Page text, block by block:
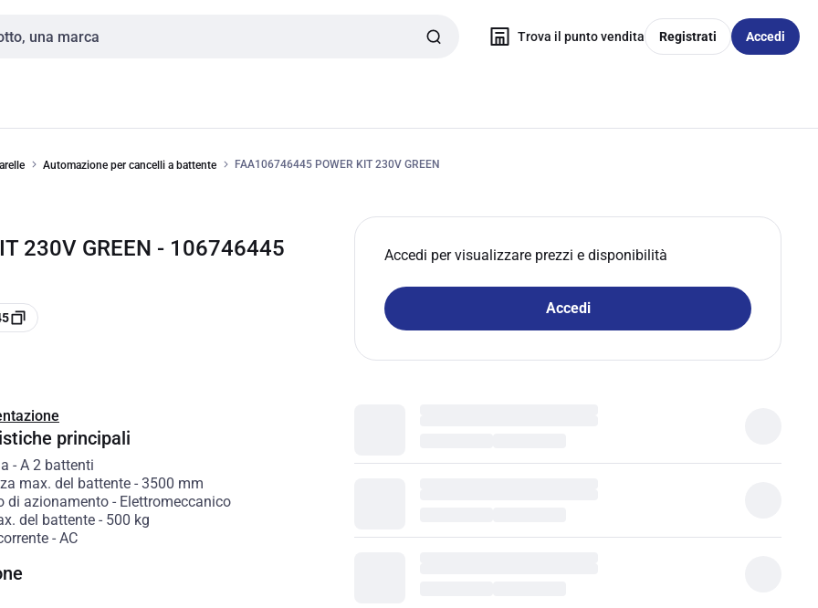
Trova il punto vendita Registrati Accedi
Automazione per cancelli a battente FAA106746445 POWER KIT 230V GREEN
230V GREEN - 106746445 Accedi per visualizzare prezzi e disponibilità
Accedi
principali
- A 2 battenti
max. del battente- 3500 mm
di azionamento- Elettromeccanico
del battente- 500 kg
- AC